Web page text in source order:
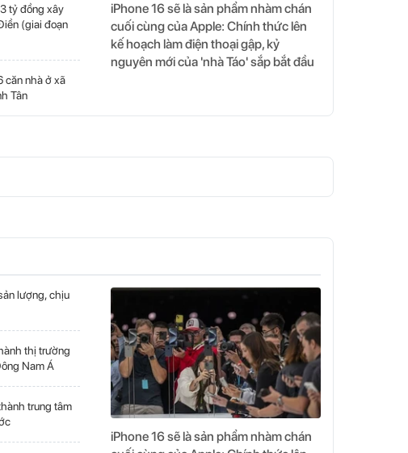
iPhone 16 sẽ là sản phẩm nhàm chán
cuối cùng của Apple: Chính thức lên
kế hoạch làm điện thoại gập, kỷ
nguyên mới của 'nhà Táo' sắp bắt đầu
tỷ đồng xây
(giai đoạn
căn nhà ở xã
Tân
iPhone 16 sẽ là sản phẩm nhàm chán
lượng, chịu
thị trường
Nam Á
trung tâm